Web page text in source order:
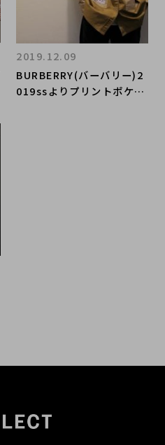
BURBERRY(バーバリー)2
019ssよりプリントポケッ
2019.12.09